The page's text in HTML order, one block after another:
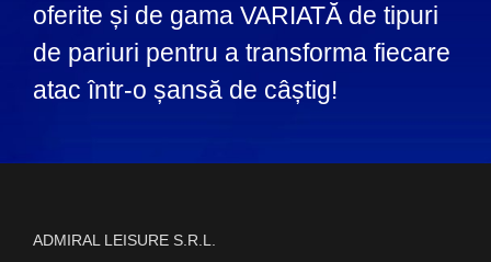
oferite și de gama VARIATĂ de tipuri
de pariuri pentru a transforma fiecare
atac într-o șansă de câștig!
ADMIRAL LEISURE S.R.L.